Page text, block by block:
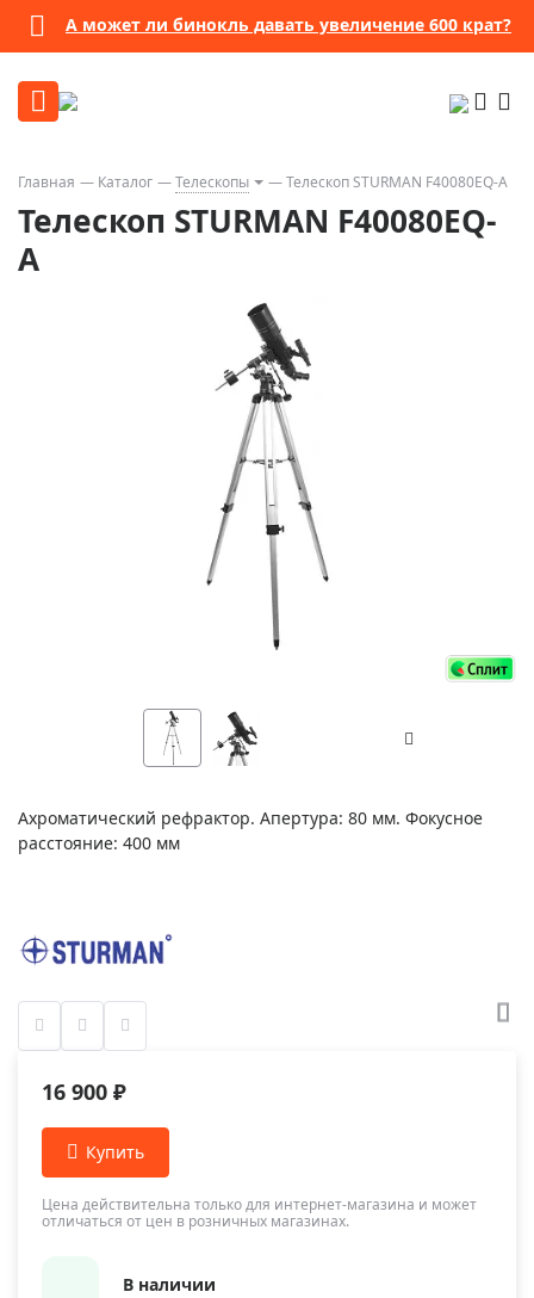
А может ли бинокль давать увеличение 600 крат?
Главная Каталог Телескопы Телескоп STURMAN F40080EQ-A
Телескоп STURMAN F40080EQ-
A
Ахроматический рефрактор. Апертура: 80 мм. Фокусное
расстояние: 400 мм
16 900 ₽
Цена действительна только для интернет-магазина и может
отличаться от цен в розничных магазинах.
В наличии